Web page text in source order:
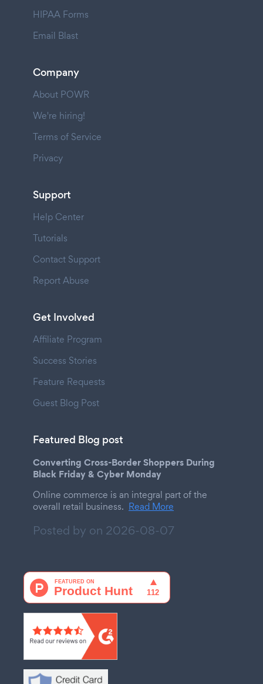
HIPAA Forms
Email Blast
Company
About POWR
We're hiring!
Terms of Service
Privacy
Support
Help Center
Tutorials
Contact Support
Report Abuse
Get Involved
Affiliate Program
Success Stories
Feature Requests
Guest Blog Post
Featured Blog post
Converting Cross-Border Shoppers During
Black Friday & Cyber Monday
Online commerce is an integral part of the
overall retail business. Read More
Posted by on 2026-08-07